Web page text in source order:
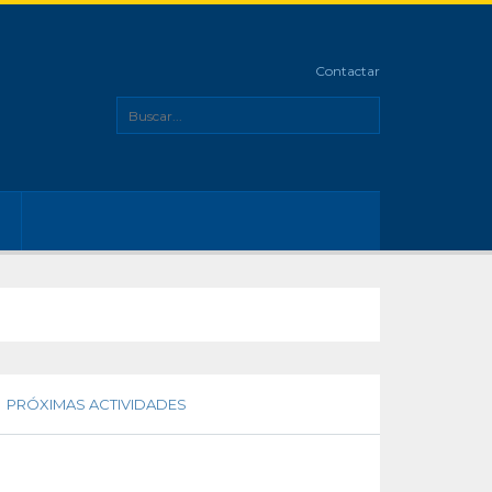
Contactar
PRÓXIMAS ACTIVIDADES